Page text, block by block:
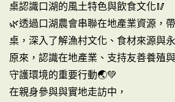
桌認識口湖的風土特色與飲食文化🥢
🌿透過口湖農會串聯在地產業資源，
桌，深入了解漁村文化、食材來源與
原來，認識在地產業、支持友善養殖
守護環境的重要行動🌏💚
在親身參與與實地走訪中，